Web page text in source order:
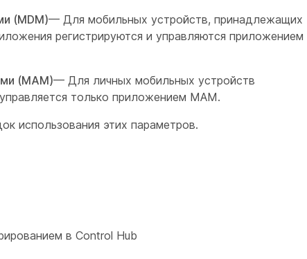
(MDM)— Для мобильных устройств, принадлежащих
регистрируются и управляются приложением
(MAM)— Для личных мобильных устройств
только приложением MAM.
использования этих параметров.
в Control Hub